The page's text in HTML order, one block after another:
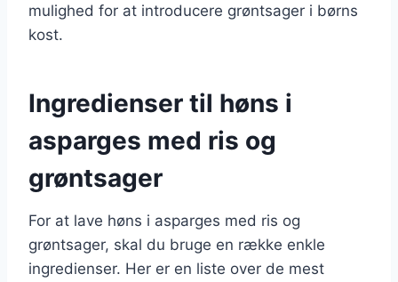
mulighed for at introducere grøntsager i børns
kost.
Ingredienser til høns i
asparges med ris og
grøntsager
For at lave høns i asparges med ris og
grøntsager, skal du bruge en række enkle
ingredienser. Her er en liste over de mest